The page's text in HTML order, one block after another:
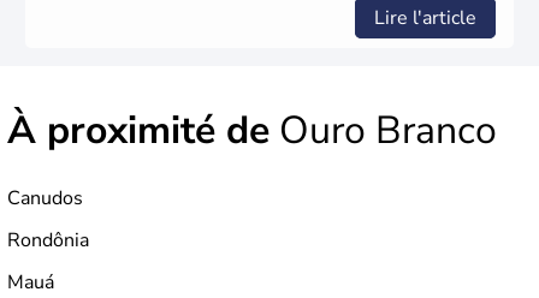
Lire l'article
À proximité de Ouro Branco
Canudos
Rondônia
Mauá